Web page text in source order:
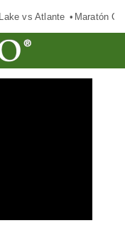
vs Atlante Maratón